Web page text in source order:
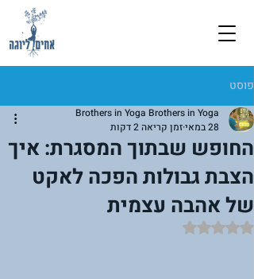
פוסט
החופש שבתוך המסגרת: איך
הצבת גבולות הפכה לאקט
של אהבה עצמית
Brothers in Yoga Brothers in Yoga
28 במאי
זמן קריאה 2 דקות
דירוג של NaN מתוך 5 כוכבים